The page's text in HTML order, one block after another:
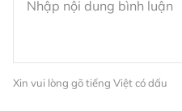
Xin vui lòng gõ tiếng Việt có dấu